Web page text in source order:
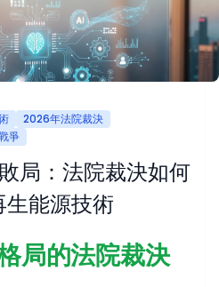
2026年法院裁決
爭
局：法院裁決如何
能源技術
局的法院裁決